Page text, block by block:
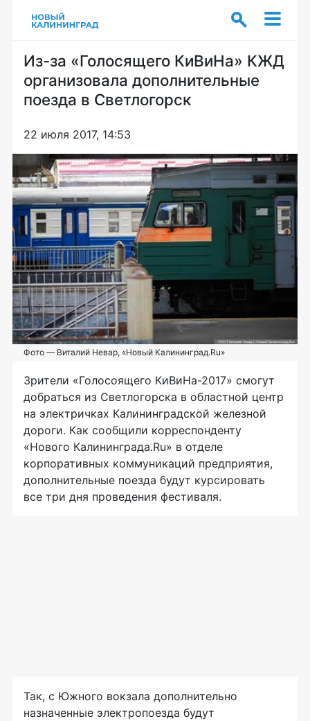
Из-за «Голосящего КиВиНа» КЖД
организовала дополнительные
поезда в Светлогорск
22 июля 2017, 14:53
Фото — Виталий Невар, «Новый Калининград.Ru»
Зрители «Голосоящего КиВиНа-2017» смогут
добраться из Светлогорска в областной центр
на электричках Калининградской железной
дороги. Как сообщили корреспонденту
«Нового Калининграда.Ru» в отделе
корпоративных коммуникаций предприятия,
дополнительные поезда будут курсировать
все три дня проведения фестиваля.
Так, с Южного вокзала дополнительно
назначенные электропоезда будут